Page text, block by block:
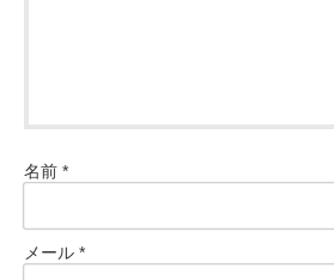
名前 *
メール *